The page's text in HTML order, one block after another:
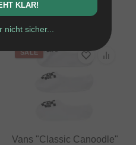
SALE
Vans "Classic Canoodle"
KLAR!
nicht sicher...